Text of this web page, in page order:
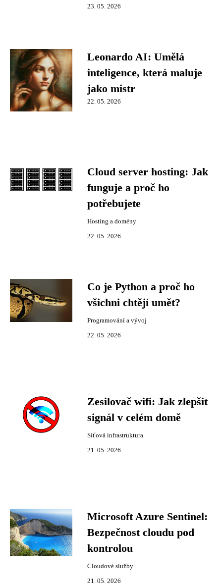
23. 05. 2026
Leonardo AI: Umělá
inteligence, která maluje
jako mistr
22. 05. 2026
Cloud server hosting: Jak
funguje a proč ho
potřebujete
Hosting a domény
22. 05. 2026
Co je Python a proč ho
všichni chtějí umět?
Programování a vývoj
22. 05. 2026
Zesilovač wifi: Jak zlepšit
signál v celém domě
Síťová infrastruktura
21. 05. 2026
Microsoft Azure Sentinel:
Bezpečnost cloudu pod
kontrolou
Cloudové služby
21. 05. 2026